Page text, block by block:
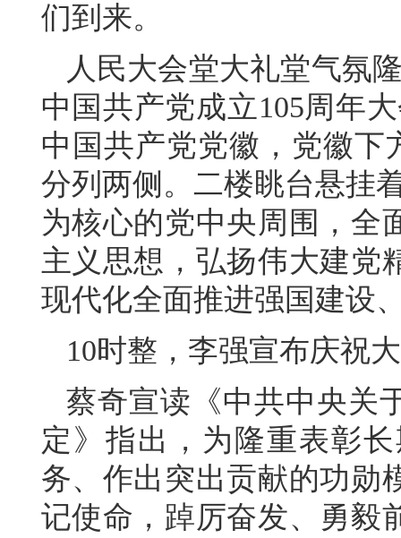
们到来。
人民大会堂大礼堂气氛
中国共产党成立105周年
中国共产党党徽，党徽下
分列两侧。二楼眺台悬挂
为核心的党中央周围，全
主义思想，弘扬伟大建党
现代化全面推进强国建设
10时整，李强宣布庆祝
蔡奇宣读《中共中央关
定》指出，为隆重表彰
务、作出突出贡献的功勋
记使命，踔厉奋发、勇毅